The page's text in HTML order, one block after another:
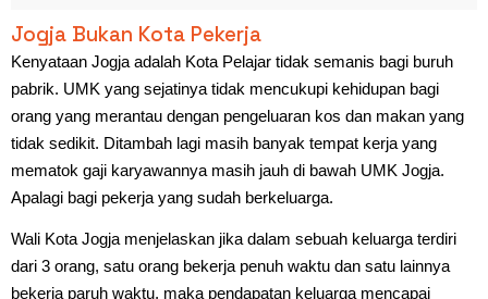
Jogja Bukan Kota Pekerja
Kenyataan Jogja adalah Kota Pelajar tidak semanis bagi buruh
pabrik. UMK yang sejatinya tidak mencukupi kehidupan bagi
orang yang merantau dengan pengeluaran kos dan makan yang
tidak sedikit. Ditambah lagi masih banyak tempat kerja yang
mematok gaji karyawannya masih jauh di bawah UMK Jogja.
Apalagi bagi pekerja yang sudah berkeluarga.
Wali Kota Jogja menjelaskan jika dalam sebuah keluarga terdiri
dari 3 orang, satu orang bekerja penuh waktu dan satu lainnya
bekerja paruh waktu, maka pendapatan keluarga mencapai